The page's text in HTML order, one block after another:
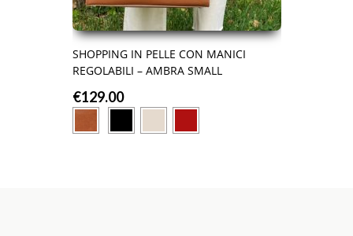
SHOPPING IN PELLE CON MANICI
REGOLABILI – AMBRA SMALL
€129.00